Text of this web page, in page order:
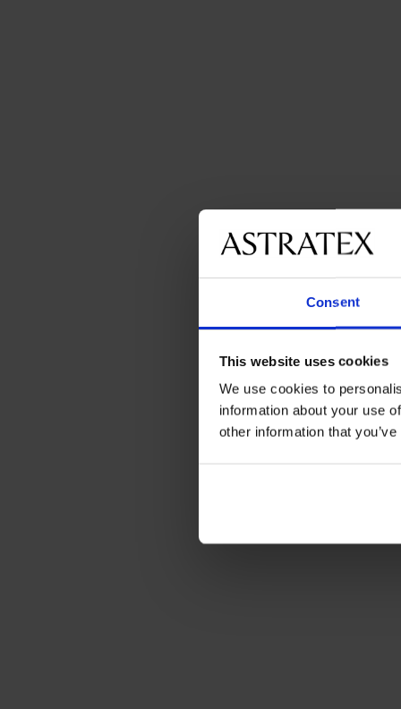
Consent
This website uses cookies
We use cookies to
information about your use
other information that